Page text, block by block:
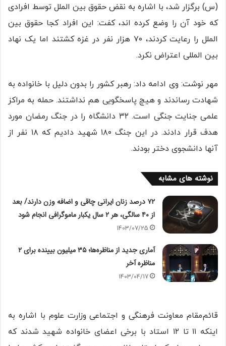
(س) برگزار شد، با اشاره به نقض حقوق بین الملل توسط افرادی
که خود آن را وضع کرده اند، کفت: این افراد کجا حقوق بین
الملل را رعایت‌ کردند، ۷۰ هزار نفر در غزه کشتند اما یک نهاد
بین المللی اعتراض نکرد.
مهر نوشت: وی ادامه داد: رهبر کشور را بدون دلیل با خانواده به
شهادت رساندند و هیچ پاسخگویی هم نداشتند. حمله به مراکز
علمی جنایت جنگی است. ۳۲ دانشگاه را در جنگ رمضان مورد
هدف قرار دادند. در این جنگ ۱۸۰ شهید دادیم که ۱۸ نفر از
آنها دانشجوی دختر بودند.
نوشته های مشابه
۷۲ درصد زنان ایرانی چاقی و اضافه وزن دارند/ بعد
از ۴۰ سالگی، هر ۲ سال یکبار ماموگرافی انجام شود
1403/07/25
آماری جدید از مناظره‌ها؛ ۳۵ میلیون بیینده برای ۲
مناظره آخر
1403/04/17
قائم‌مقام معاونت فرهنگی و اجتماعی وزارت علوم با اشاره به
اینکه ۱۱ تا ۱۲ استاد با برخی اعضای خانواده شهید شدند که